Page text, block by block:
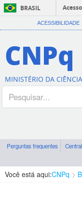
BRASIL
ACESSIBILIDADE
CNPq
MINISTÉRIO DA
Perguntas frequentes
Você está aqui:CNPq